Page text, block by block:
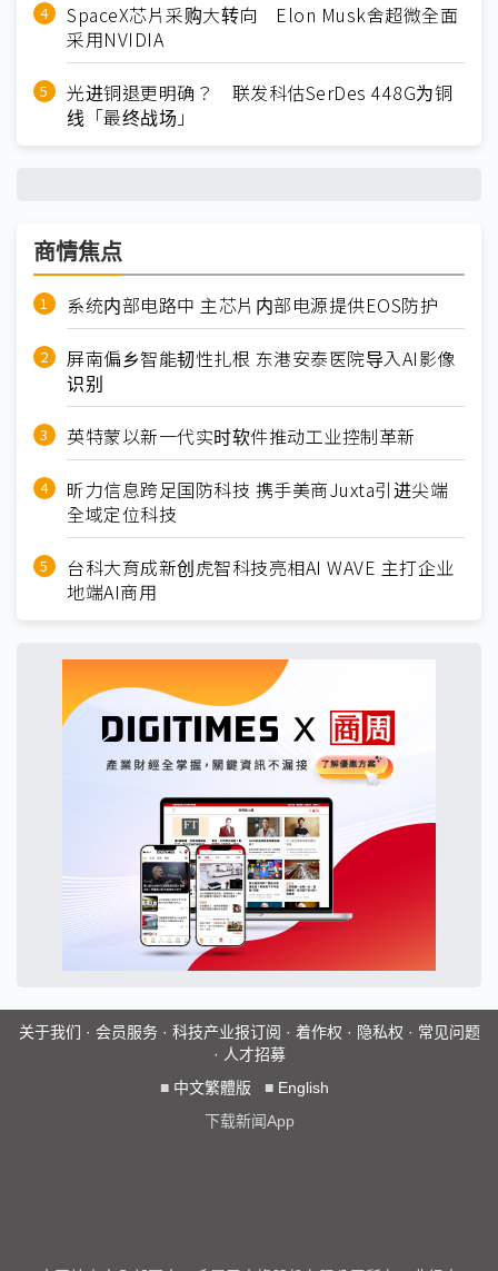
SpaceX芯片采购大转向 Elon Musk舍超微全面
采用NVIDIA
光进铜退更明确？ 联发科估SerDes 448G为铜
线「最终战场」
商情焦点
系统内部电路中 主芯片内部电源提供EOS防护
屏南偏乡智能韧性扎根 东港安泰医院导入AI影像
识别
英特蒙以新一代实时软件推动工业控制革新
昕力信息跨足国防科技 携手美商Juxta引进尖端
全域定位科技
台科大育成新创虎智科技亮相AI WAVE 主打企业
地端AI商用
关于我们 · 会员服务· 科技产业报订阅 · 着作权 · 隐私权 · 常见问题
· 人才招募
■ 中文繁體版 ■ English
下载新闻App